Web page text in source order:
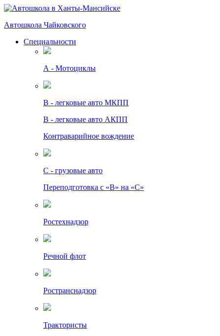
Автошкола Чайковского
Специальности
А - Мотоциклы
B - легковые авто МКПП
B - легковые авто АКПП
Контраварийное вождение
C - грузовые авто
Переподготовка с «В» на «С»
Ростехнадзор
Речной флот
Ространснадзор
Трактористы